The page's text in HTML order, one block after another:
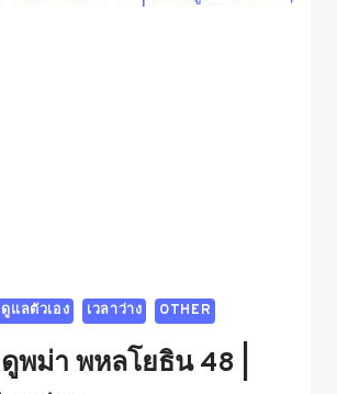
ดูแลตัวเอง เวลาว่าง OTHER
พม่า พหลโยธิน 48 |